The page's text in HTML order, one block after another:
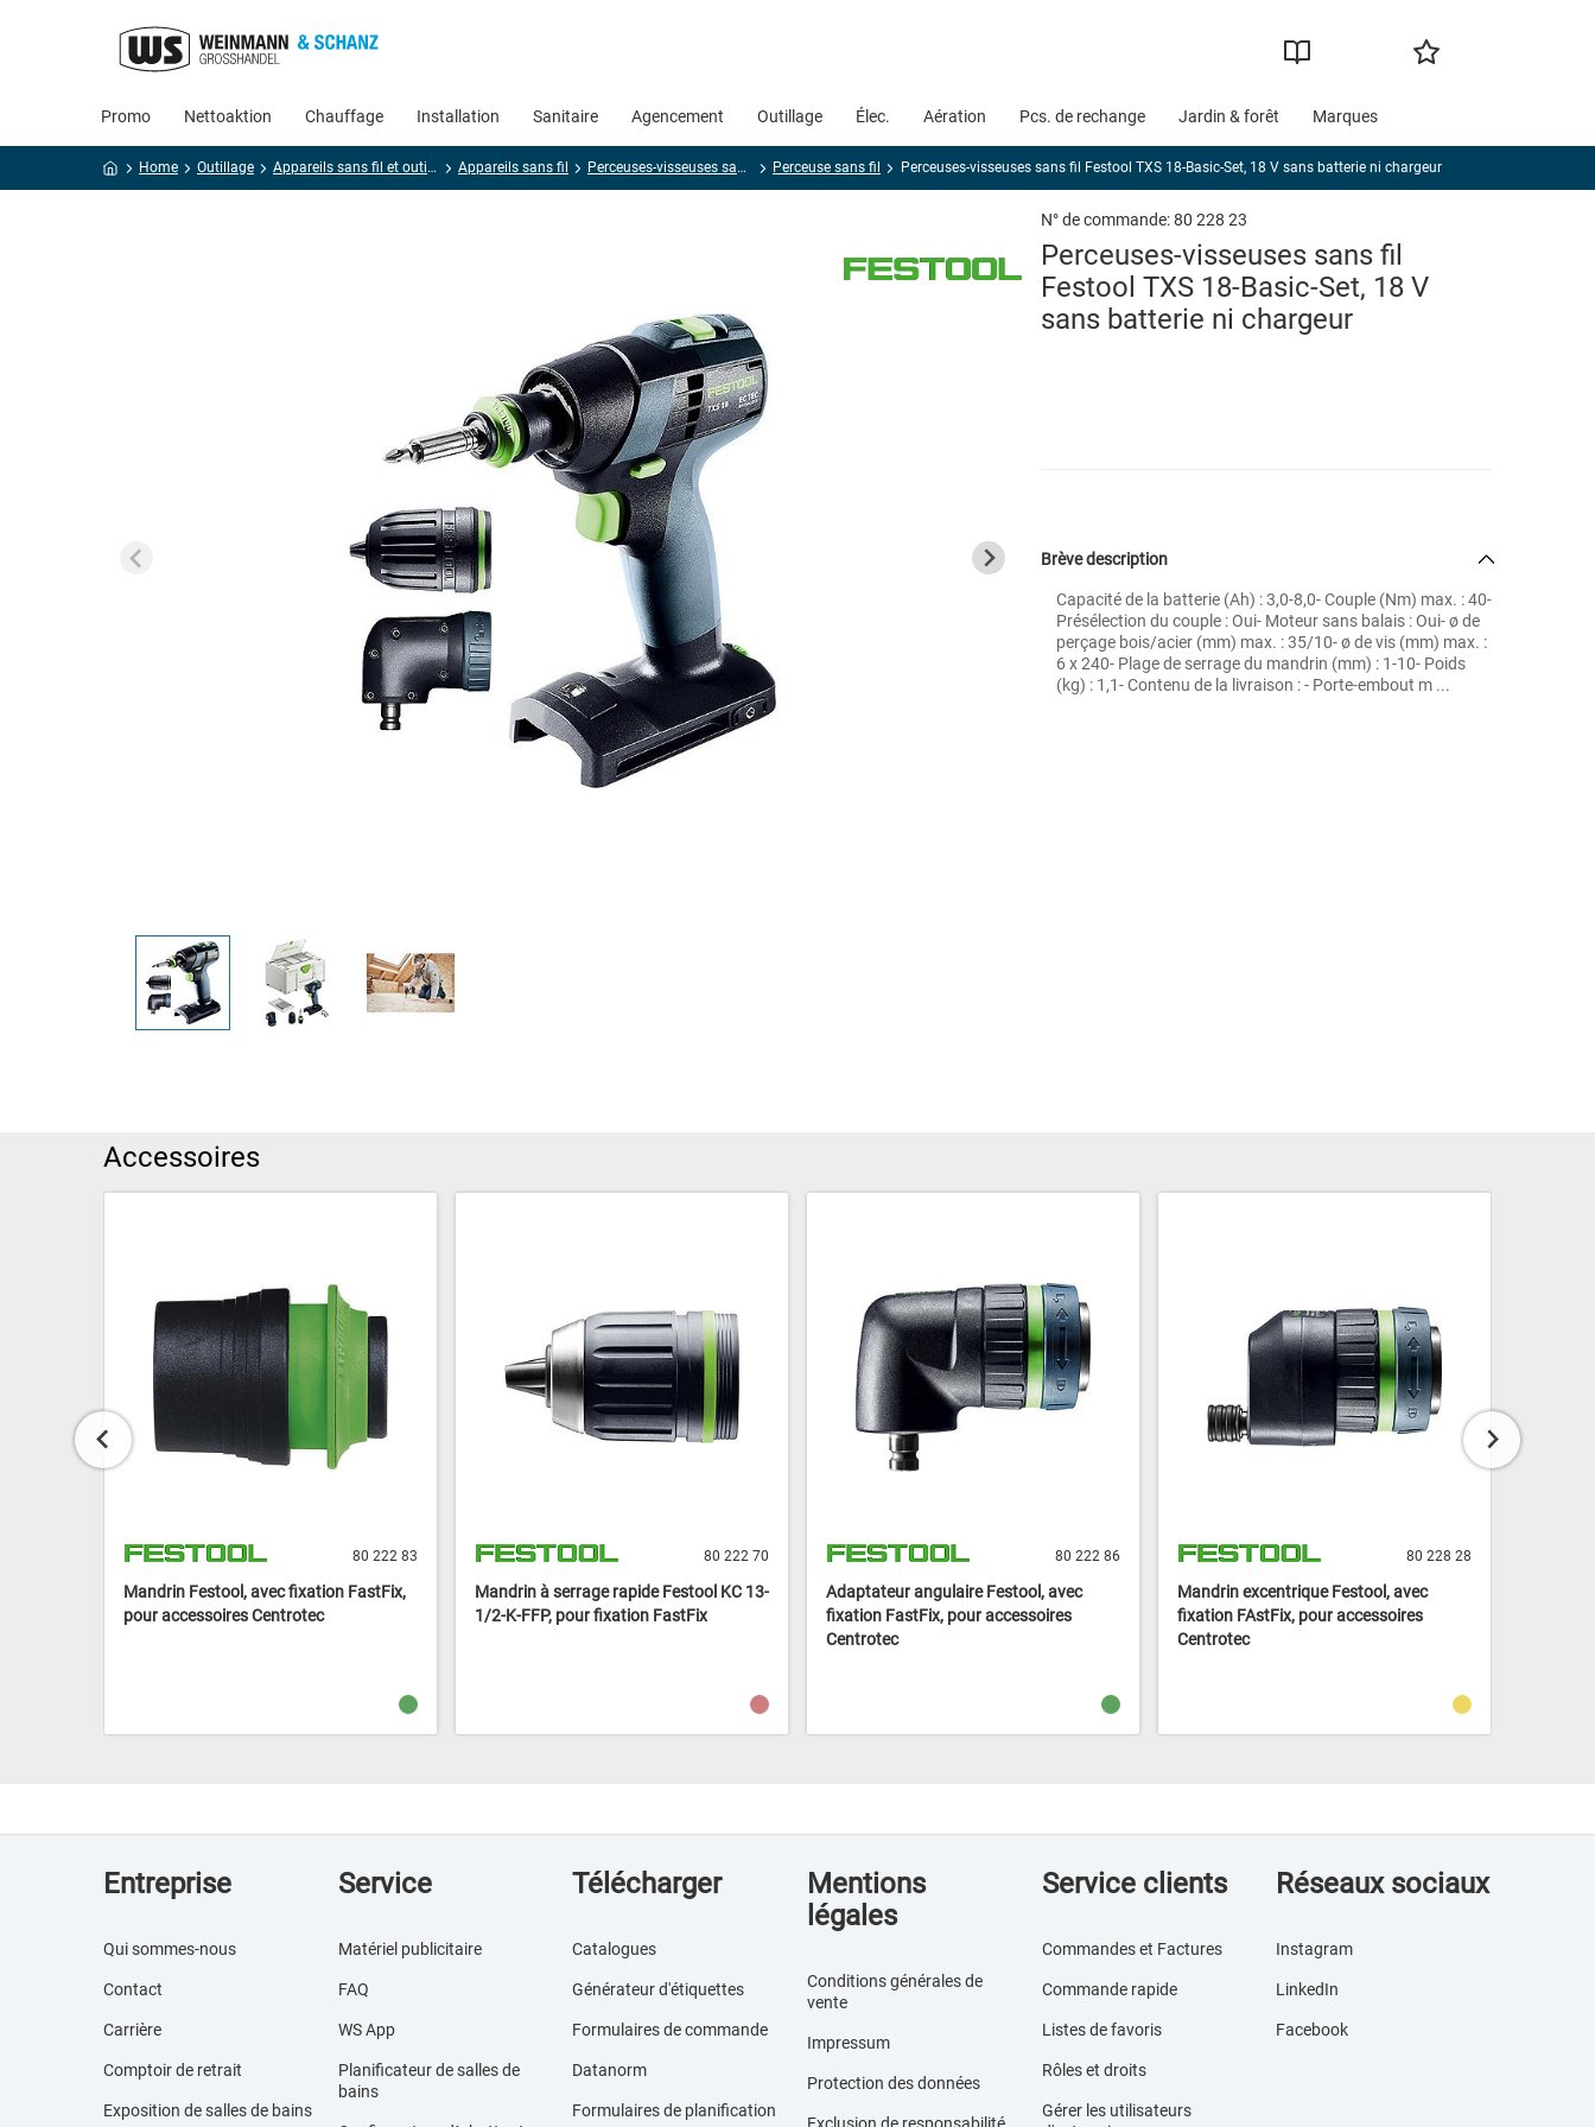
Promo Nettoaktion Chauffage Installation Sanitaire Agencement Outillage Élec. Aération Pcs. de rechange Jardin & forêt Marques
Home Outillage Appareils sans fil et outillage électroportatif Appareils sans fil Perceuses-visseuses sans fil Perceuse sans fil Perceuses-visseuses sans fil Festool TXS 18-Basic-Set, 18 V sans batterie ni chargeur
N° de commande:80 228 23
Perceuses-visseuses sans fil
Festool TXS 18-Basic-Set, 18 V
sans batterie ni chargeur
Brève description
Capacité de la batterie (Ah) : 3,0-8,0- Couple (Nm) max. : 40-
Présélection du couple : Oui- Moteur sans balais : Oui- ø de
perçage bois/acier (mm) max. : 35/10- ø de vis (mm) max. :
6 x 240- Plage de serrage du mandrin (mm) : 1-10- Poids
(kg) : 1,1- Contenu de la livraison : - Porte-embout m ...
Accessoires
80 222 83
Mandrin Festool, avec fixation FastFix,
pour accessoires Centrotec
80 222 70
Mandrin à serrage rapide Festool KC 13-
1/2-K-FFP, pour fixation FastFix
80 222 86
Adaptateur angulaire Festool, avec
fixation FastFix, pour accessoires
Centrotec
80 228 28
Mandrin excentrique Festool, avec
fixation FAstFix, pour accessoires
Centrotec
Entreprise
Qui sommes-nous
Contact
Carrière
Comptoir de retrait
Exposition de salles de bains
Service
Matériel publicitaire
FAQ
WS App
Planificateur de salles de
bains
Télécharger
Catalogues
Générateur d'étiquettes
Formulaires de commande
Datanorm
Formulaires de planification
Mentions
légales
Conditions générales de
vente
Impressum
Protection des données
Service clients
Commandes et Factures
Commande rapide
Listes de favoris
Rôles et droits
Gérer les utilisateurs
Réseaux sociaux
Instagram
LinkedIn
Facebook